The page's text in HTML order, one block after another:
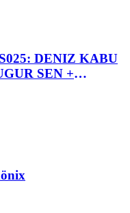
DENIZ KABU
SEN +